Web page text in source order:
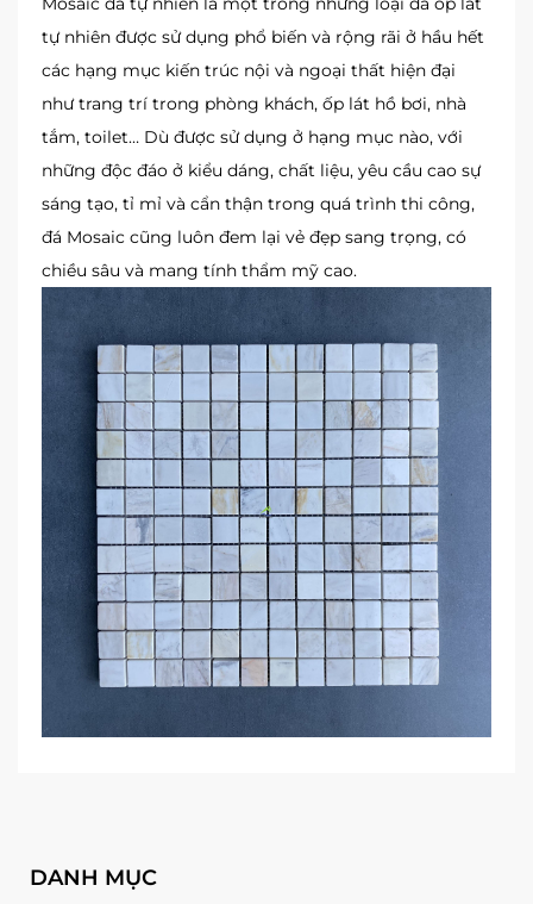
DANH MỤC
tự nhiên được sử dụng phổ biến và rộng rãi ở hầu hết
các hạng mục kiến trúc nội và ngoại thất hiện đại
như trang trí trong phòng khách, ốp lát hồ bơi, nhà
tắm, toilet… Dù được sử dụng ở hạng mục nào, với
những độc đáo ở kiểu dáng, chất liệu, yêu cầu cao sự
sáng tạo, tỉ mỉ và cẩn thận trong quá trình thi công,
đá Mosaic cũng luôn đem lại vẻ đẹp sang trọng, có
chiều sâu và mang tính thẩm mỹ cao.